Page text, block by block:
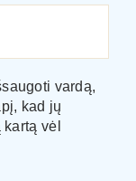
vardą,
kad jų
vėl